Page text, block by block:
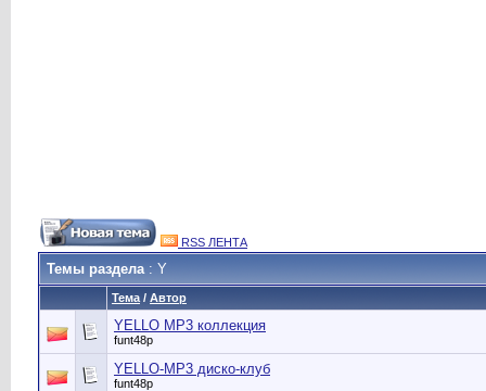
RSS ЛЕНТА
Темы раздела: Y
Тема / Автор
YELLO MP3 коллекция
funt48p
YELLO-MP3 диско-клуб
funt48p